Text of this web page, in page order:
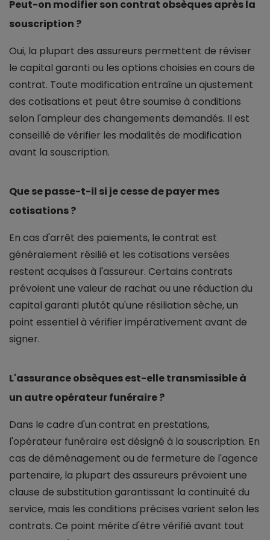
Peut-on modifier son contrat obsèques après la
souscription ?
Oui, la plupart des assureurs permettent de réviser
le capital garanti ou les options choisies en cours de
contrat. Toute modification entraîne un ajustement
des cotisations et peut être soumise à conditions
selon l'ampleur des changements demandés. Il est
conseillé de vérifier les modalités de modification
avant la souscription.
Que se passe-t-il si je cesse de payer mes
cotisations ?
En cas d'arrêt des paiements, le contrat est
généralement résilié et les cotisations versées
restent acquises à l'assureur. Certains contrats
prévoient une valeur de rachat ou une réduction du
capital garanti plutôt qu'une résiliation sèche, un
point essentiel à vérifier impérativement avant de
signer.
L'assurance obsèques est-elle transmissible à
un autre opérateur funéraire ?
Dans le cadre d'un contrat en prestations,
l'opérateur funéraire est désigné à la souscription. En
cas de déménagement ou de fermeture de l'agence
partenaire, la plupart des assureurs prévoient une
clause de substitution garantissant la continuité du
service, mais les conditions précises varient selon les
contrats. Ce point mérite d'être vérifié avant tout